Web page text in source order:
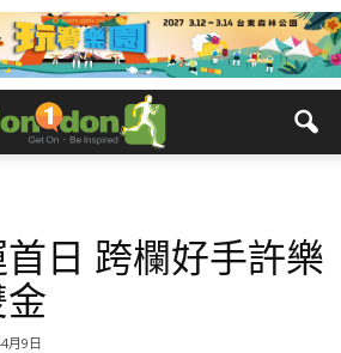
日 跨欄好手許樂
月9日